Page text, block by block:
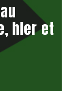
hier et